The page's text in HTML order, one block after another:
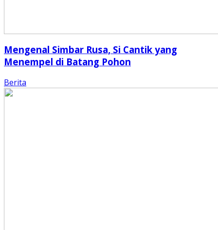
Mengenal Simbar Rusa, Si Cantik yang
Menempel di Batang Pohon
Berita